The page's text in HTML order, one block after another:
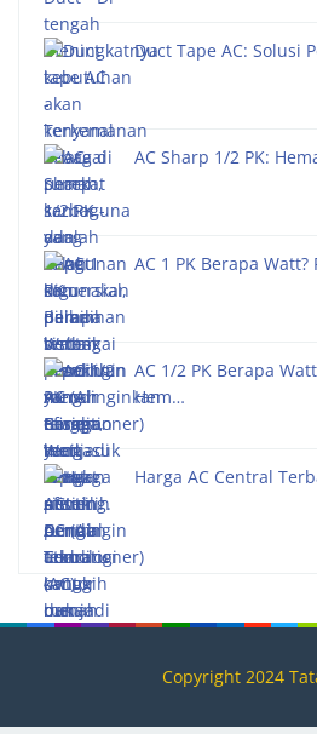
Duct Tape AC: Solusi
AC Sharp 1/2 PK:
AC 1 PK Berapa
AC 1/2 PK Berapa
Hem…
Harga AC Central
Copyright 2024